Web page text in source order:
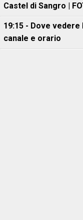
Castel di Sangro |
19:15 - Dove
canale e orario